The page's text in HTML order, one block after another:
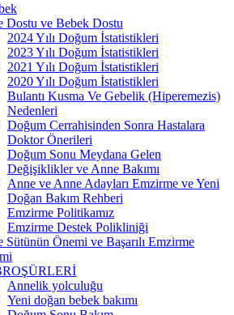
Dostu ve Bebek Dostu
2024 Yılı Doğum İstatistikleri
2023 Yılı Doğum İstatistikleri
2021 Yılı Doğum İstatistikleri
2020 Yılı Doğum İstatistikleri
Bulantı Kusma Ve Gebelik (Hiperemezis)
Nedenleri
Doğum Cerrahisinden Sonra Hastalara
Doktor Önerileri
Doğum Sonu Meydana Gelen
Değişiklikler ve Anne Bakımı
Anne ve Anne Adayları Emzirme ve Yeni
Doğan Bakım Rehberi
Emzirme Politikamız
Emzirme Destek Polikliniği
Sütünün Önemi ve Başarılı Emzirme
Annelik yolculuğu
Yeni doğan bebek bakımı